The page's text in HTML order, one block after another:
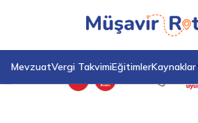
MevzuatVergi TakvimiEğitimlerKaynaklar
Anasayfa
Blog
Temmuz 2025 Memur ve Emekli